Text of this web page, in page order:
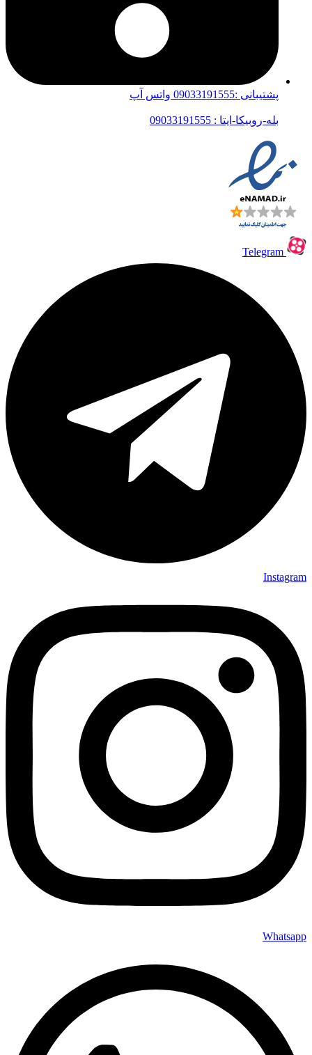
پشتیبانی :09033191555 واتس آپ
بله-روبیکا-ایتا : 09033191555
Telegram
Instagram
Whatsapp